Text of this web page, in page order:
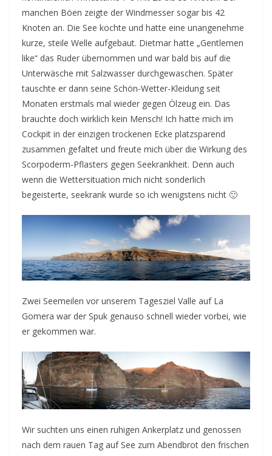
manchen Böen zeigte der Windmesser sogar bis 42
Knoten an. Die See kochte und hatte eine unangenehme
kurze, steile Welle aufgebaut. Dietmar hatte „Gentlemen
like“ das Ruder übernommen und war bald bis auf die
Unterwäsche mit Salzwasser durchgewaschen. Später
tauschte er dann seine Schön-Wetter-Kleidung seit
Monaten erstmals mal wieder gegen Ölzeug ein. Das
brauchte doch wirklich kein Mensch! Ich hatte mich im
Cockpit in der einzigen trockenen Ecke platzsparend
zusammen gefaltet und freute mich über die Wirkung des
Scorpoderm-Pflasters gegen Seekrankheit. Denn auch
wenn die Wettersituation mich nicht sonderlich
begeisterte, seekrank wurde so ich wenigstens nicht 🙂
Zwei Seemeilen vor unserem Tagesziel Valle auf La
Gomera war der Spuk genauso schnell wieder vorbei, wie
er gekommen war.
Wir suchten uns einen ruhigen Ankerplatz und genossen
nach dem rauen Tag auf See zum Abendbrot den frischen